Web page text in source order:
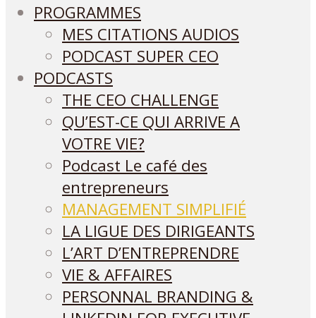
PROGRAMMES
MES CITATIONS AUDIOS
PODCAST SUPER CEO
PODCASTS
THE CEO CHALLENGE
QU’EST-CE QUI ARRIVE A
VOTRE VIE?
Podcast Le café des
entrepreneurs
MANAGEMENT SIMPLIFIÉ
LA LIGUE DES DIRIGEANTS
L’ART D’ENTREPRENDRE
VIE & AFFAIRES
PERSONNAL BRANDING &